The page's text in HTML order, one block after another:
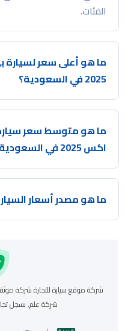
الفئات.
ما هو أعلى سعر لسيارة
2025 في السعودية؟
ما هو متوسط سعر سيارة
اكس 2025 في السعودية؟
ما هو مصدر أسعار
شركة موقع سيارة للتجارة شركة
شركة علم, بسجل تجاري رقم